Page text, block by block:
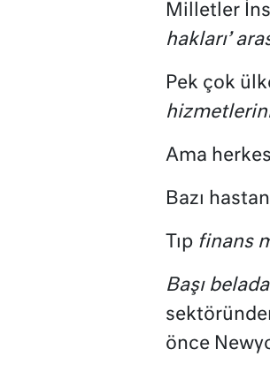
Milletler
hakları’
Pek çok
Ama
Bazı
Tıp finans
Başı
önce